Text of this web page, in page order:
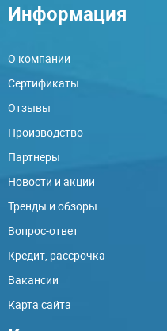
Информация
О компании
Сертификаты
Отзывы
Производство
Партнеры
Новости и акции
Тренды и обзоры
Вопрос-ответ
Кредит, рассрочка
Вакансии
Карта сайта